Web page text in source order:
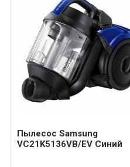
Пылесос Samsung
VC21K5136VB/EV Синий